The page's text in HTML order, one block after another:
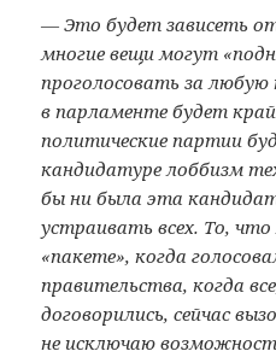
— Это будет зависеть
многие вещи могут
проголосовать за
в парламенте будет
политические партии
кандидатуре лоббизм
бы ни была эта
устраивать всех. То,
«пакете», когда
правительства, когда
договорились, сейчас
не исключаю